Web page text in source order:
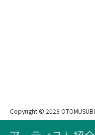
Copyright © 2025 OTOMUSUBI